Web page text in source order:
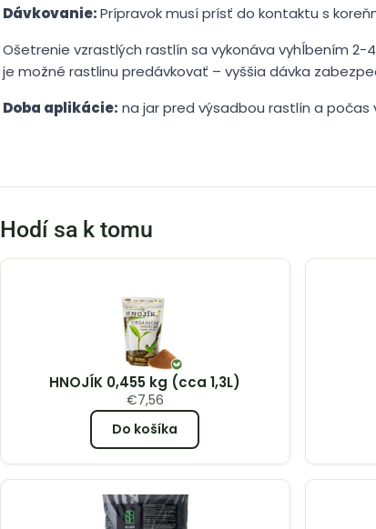
Dávkovanie:Prípravok musí prísť do kontaktu s
Ošetrenie vzrastlých rastlín sa vykonáva vyhĺbením 2-
je možné rastlinu predávkovať – vyššia dávka
Doba aplikácie: na jar pred výsadbou rastlín a počas
Hodí sa k tomu
HNOJÍK 0,455 kg (cca 1,3L)
€7,56
Do košíka